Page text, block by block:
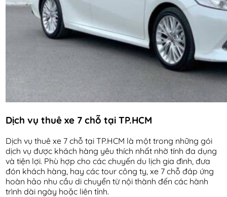
Dịch vụ thuê xe 7 chỗ tại TP.HCM
Dịch vụ thuê xe 7 chỗ tại TP.HCM là một trong những gói
dịch vụ được khách hàng yêu thích nhất nhờ tính đa dụng
và tiện lợi. Phù hợp cho các chuyến du lịch gia đình, đưa
đón khách hàng, hay các tour công ty, xe 7 chỗ đáp ứng
hoàn hảo nhu cầu di chuyển từ nội thành đến các hành
trình dài ngày hoặc liên tỉnh.